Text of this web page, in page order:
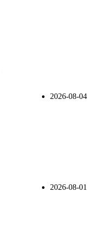
2026-08-04
2026-08-01